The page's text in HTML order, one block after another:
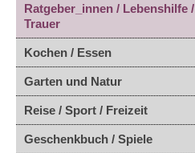
Ratgeber_innen / Lebenshilfe /
Trauer
Kochen / Essen
Garten und Natur
Reise / Sport / Freizeit
Geschenkbuch / Spiele